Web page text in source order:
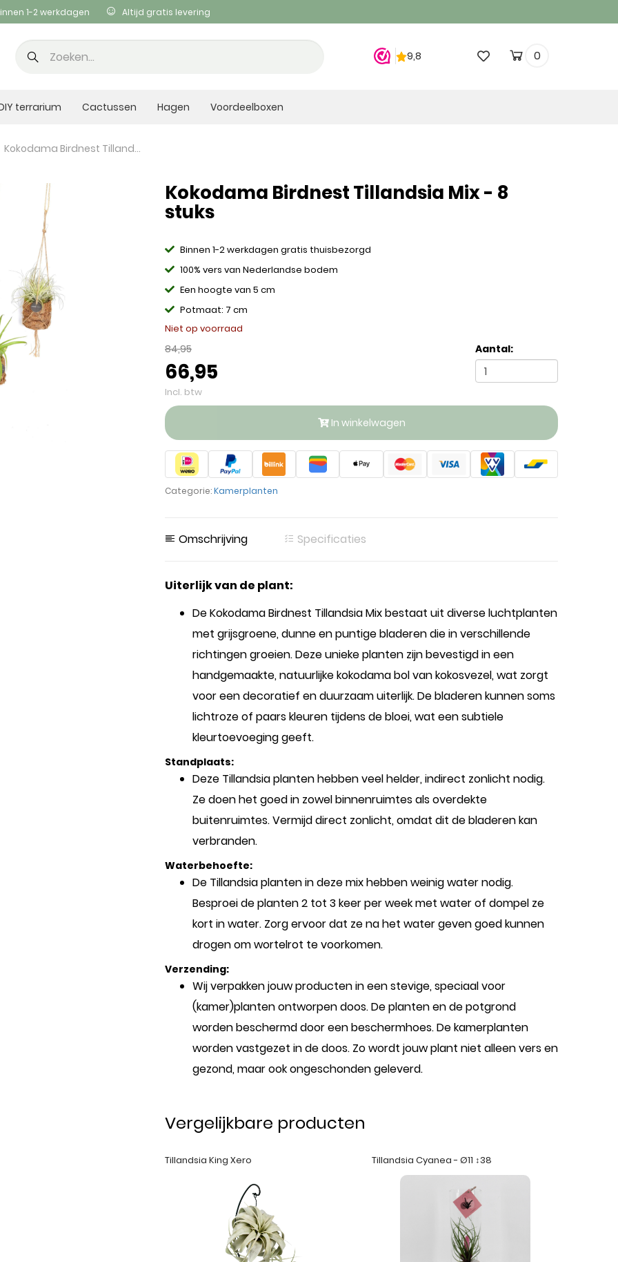
1-2 werkdagen Altijd gratis levering
0
terrarium Cactussen Hagen Voordeelboxen
Kokodama Birdnest Tillandsia Mix - 8 stuks
Kokodama Birdnest Tillandsia Mix - 8
stuks
Binnen 1-2 werkdagen gratis thuisbezorgd
100% vers van Nederlandse bodem
Een hoogte van 5 cm
Potmaat: 7 cm
Niet op voorraad
84,95
66,95
Incl. btw
Aantal:
In winkelwagen
Categorie:Kamerplanten
Omschrijving Specificaties
Uiterlijk van de plant:
De Kokodama Birdnest Tillandsia Mix bestaat uit diverse luchtplanten
met grijsgroene, dunne en puntige bladeren die in verschillende
richtingen groeien. Deze unieke planten zijn bevestigd in een
handgemaakte, natuurlijke kokodama bol van kokosvezel, wat zorgt
voor een decoratief en duurzaam uiterlijk. De bladeren kunnen soms
lichtroze of paars kleuren tijdens de bloei, wat een subtiele
kleurtoevoeging geeft.
Standplaats:
Deze Tillandsia planten hebben veel helder, indirect zonlicht nodig.
Ze doen het goed in zowel binnenruimtes als overdekte
buitenruimtes. Vermijd direct zonlicht, omdat dit de bladeren kan
verbranden.
Waterbehoefte:
De Tillandsia planten in deze mix hebben weinig water nodig.
Besproei de planten 2 tot 3 keer per week met water of dompel ze
kort in water. Zorg ervoor dat ze na het water geven goed kunnen
drogen om wortelrot te voorkomen.
Verzending:
Wij verpakken jouw producten in een stevige, speciaal voor
(kamer)planten ontworpen doos. De planten en de potgrond
worden beschermd door een beschermhoes. De kamerplanten
worden vastgezet in de doos. Zo wordt jouw plant niet alleen vers en
gezond, maar ook ongeschonden geleverd.
Vergelijkbare producten
Tillandsia King Xero Tillandsia Cyanea - Ø11 ↕38